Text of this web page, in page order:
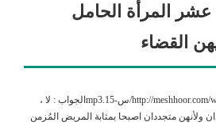
المرأة الحامل
القضاء
http://meshhoor.com/wp/wp-content/uploads/2016/08/س-15.mp3الجواب : لا ،
ولأنهن متجددان اصبحا بمثابة المريض المُزمن